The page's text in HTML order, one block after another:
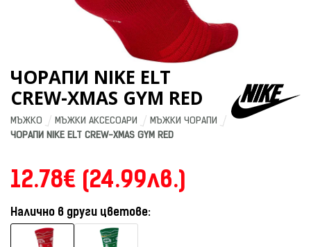
ЧОРАПИ NIKE ELT
CREW-XMAS GYM RED
МЪЖКО МЪЖКИ АКСЕСОАРИ
МЪЖКИ ЧОРАПИ
ЧОРАПИ NIKE ELT CREW-XMAS GYM RED
12.78€ (24.99лв.)
Налично в други цветове: